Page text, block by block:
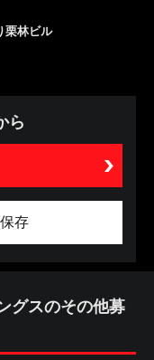
栗林ビル
ら
存
グスのその他募